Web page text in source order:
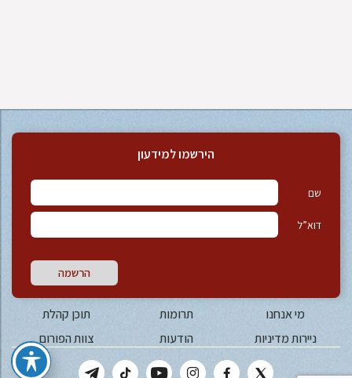
הירשמו למידעון
שם
דוא”ל
הרשמה
מי אנחנו תרומות
תוכן קהלת
ניירות מדיניות
הודעות צוות הפורום